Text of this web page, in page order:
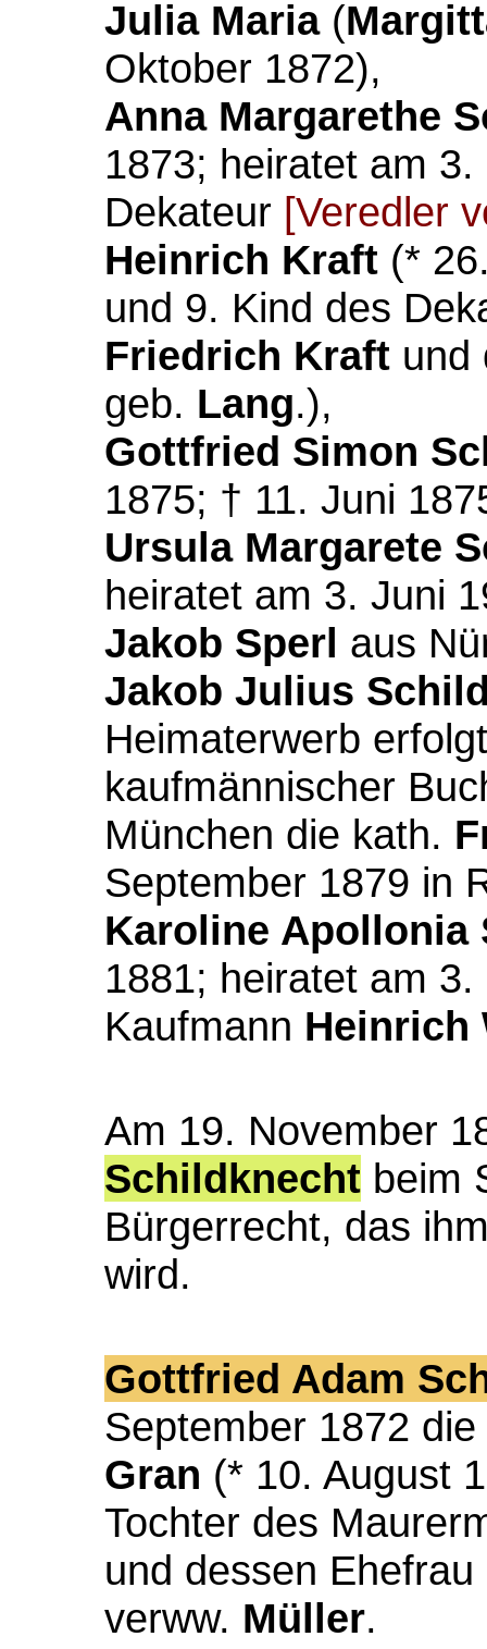
Julia Maria(
Oktober 1872),
Anna Margarethe
1873; heiratet am
Dekateur [Veredler
Heinrich Kraft (*
und 9. Kind des
Friedrich Kraft und
geb. Lang.),
Gottfried Simon
1875; † 11. Juni
Ursula Margarete
heiratet am 3. Juni
Jakob Sperl aus
Jakob Julius
Heimaterwerb
kaufmännischer
München die kath.
September 1879 in
Karoline Apollonia
1881; heiratet am
Kaufmann Heinrich
Am 19. November
Schildknecht beim
Bürgerrecht, das
wird.
Gottfried Adam
September 1872 die
Gran (* 10. August
Tochter des
und dessen Ehefrau
verww. Müller.